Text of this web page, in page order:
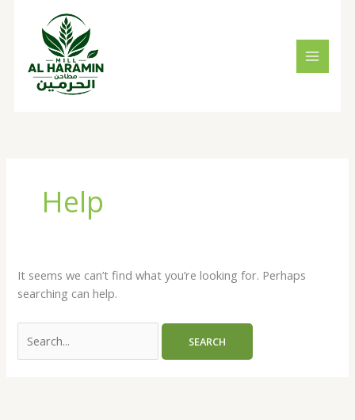
Help
It seems we can’t find what you’re looking for. Perhaps
searching can help.